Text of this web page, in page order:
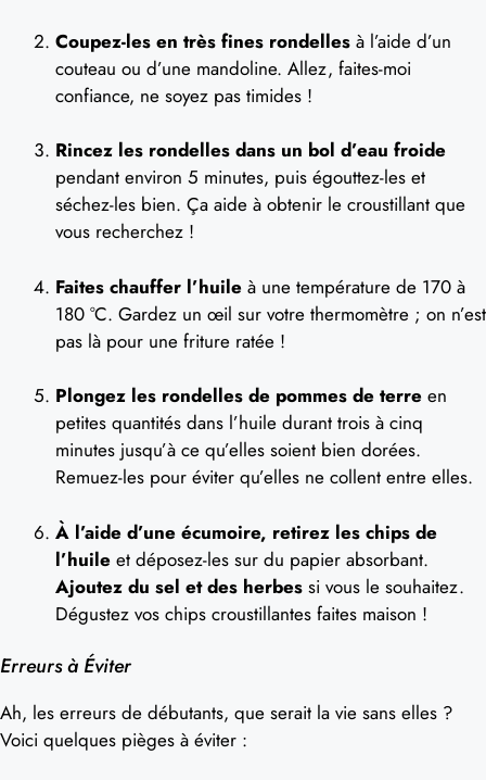
Coupez-les en très fines rondelles à l’aide d’un
couteau ou d’une mandoline. Allez, faites-moi
confiance, ne soyez pas timides !
Rincez les rondelles dans un bol d’eau froide
pendant environ 5 minutes, puis égouttez-les et
séchez-les bien. Ça aide à obtenir le croustillant que
vous recherchez !
Faites chauffer l’huile à une température de 170 à
180 °C. Gardez un œil sur votre thermomètre ; on n’est
pas là pour une friture ratée !
Plongez les rondelles de pommes de terre en
petites quantités dans l’huile durant trois à cinq
minutes jusqu’à ce qu’elles soient bien dorées.
Remuez-les pour éviter qu’elles ne collent entre elles.
À l’aide d’une écumoire, retirez les chips de
l’huile et déposez-les sur du papier absorbant.
Ajoutez du sel et des herbes si vous le souhaitez.
Dégustez vos chips croustillantes faites maison !
Erreurs à Éviter
Ah, les erreurs de débutants, que serait la vie sans elles ?
Voici quelques pièges à éviter :